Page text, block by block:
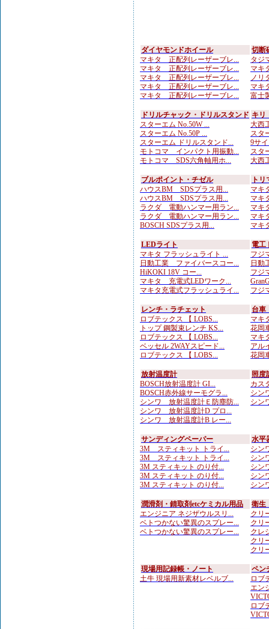
ダイヤモンドホイール
マキタ 正配列レーザーブレ...
マキタ 正配列レーザーブレ...
マキタ 正配列レーザーブレ...
マキタ 正配列レーザーブレ...
マキタ 正配列レーザーブレ...
切断
タジ
マキ
ノリ
マキ
富士
ドリルチャック・ドリルスタンド
スターエム No.50W ...
スターエム No.50P ...
スターエム ドリルスタンド...
モトコマ インパクト用振動...
モトコマ SDS六角軸用ホ...
キリ
大西
スタ
9サ
スタ
大西
ブルポイント・チゼル
ハウスBM SDSプラス用...
ハウスBM SDSプラス用...
ラクダ 電動ハンマー用ラン...
ラクダ 電動ハンマー用ラン...
BOSCH SDSプラス用...
ト
マキ
マキ
マキ
マキ
マキ
LEDライト
マキタ フラッシュライト ...
日動工業 ファイバースコー...
HiKOKI 18V コー...
マキタ 充電式LEDワーク...
マキタ充電式フラッシュライ...
電工
フジ
日動
フジ
フジ
レンチ・ラチェット
ロブテックス 【 LOBS...
トップ 鋼製束レンチ KS...
ロブテックス 【 LOBS...
ベッセル 2WAYスピード...
ロブテックス 【 LOBS...
台車
マキ
花岡
マキ
アル
花岡
放射温度計
BOSCH放射温度計 GI...
BOSCH赤外線サーモグラ...
シンワ 放射温度計Ｅ防塵防...
シンワ 放射温度計D プロ...
シンワ 放射温度計B レー...
照度
カス
シン
シン
サンディングペーパー
3M スティキット トライ...
3M スティキット トライ...
3M スティキット のり付...
3M スティキット のり付...
3M スティキット のり付...
水平
シン
シン
シン
シン
シン
潤滑剤・錆取剤etcケミカル用品
エンジニア ネジザウルスリ...
ベトつかない驚異のスプレー...
ベトつかない驚異のスプレー...
衛生
クリ
クリ
クレ
クリ
クリ
現場用記録帳・ノート
土牛 現場用新素材レベルブ...
ペン
ロブ
エン
ロブ